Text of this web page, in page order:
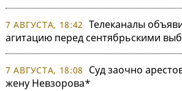
7 АВГУСТА, 18:42 Телеканалы
агитацию перед сентябрьскими
7 АВГУСТА, 18:08
Суд заочно
жену Невзорова*